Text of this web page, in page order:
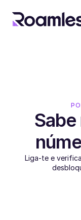
Liga-te e